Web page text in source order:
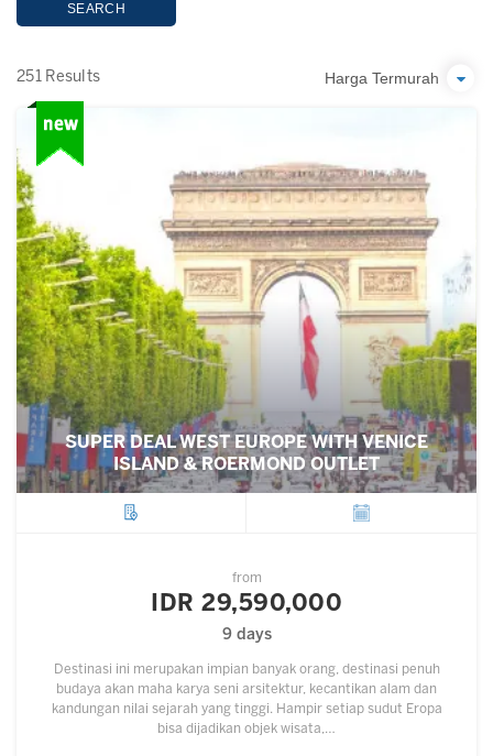
SEARCH
251 Results Harga Termurah
SUPER DEAL WEST EUROPE WITH VENICE
ISLAND & ROERMOND OUTLET
from
IDR 29,590,000
9 days
Destinasi ini merupakan impian banyak orang, destinasi penuh
budaya akan maha karya seni arsitektur, kecantikan alam dan
kandungan nilai sejarah yang tinggi. Hampir setiap sudut Eropa
bisa dijadikan objek wisata,…